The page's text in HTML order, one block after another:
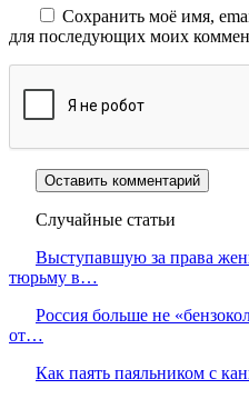
Сохранить моё имя,
для последующих моих
Случайные статьи
Выступавшую за права
тюрьму в…
Россия больше не
от…
Как паять паяльником с